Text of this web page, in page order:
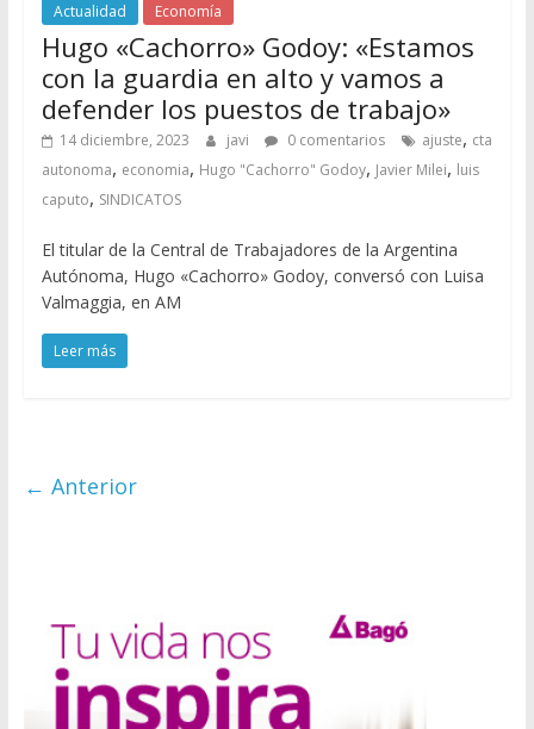
Actualidad Economía
Hugo «Cachorro» Godoy: «Estamos
con la guardia en alto y vamos a
defender los puestos de trabajo»
14 diciembre, 2023 javi 0 comentarios ajuste, cta
autonoma, economia, Hugo "Cachorro" Godoy, Javier Milei, luis
caputo, SINDICATOS
El titular de la Central de Trabajadores de la Argentina
Autónoma, Hugo «Cachorro» Godoy, conversó con Luisa
Valmaggia, en AM
Leer más
← Anterior